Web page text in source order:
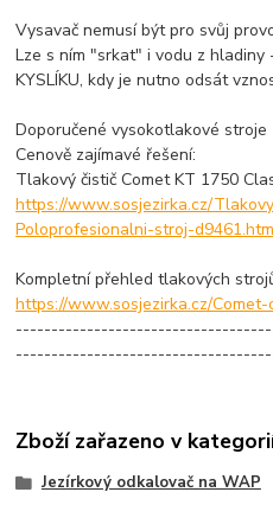
Vysavač nemusí být pro svůj
Lze s ním "srkat" i vodu z
KYSLÍKU, kdy je nutno odsát
Doporučené vysokotlakové stroje
Cenově zajímavé řešení:
Tlakový čistič Comet KT 1750
https://www.sosjezirka.cz/
Poloprofesionalni-stroj-d9461.htm
Kompletní přehled tlakových
https://www.sosjezirka.cz/Comet-
Zboží zařazeno v
Jezírkový odkalovač na WAP